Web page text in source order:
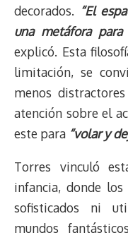
decorados. “El
una metáfora
explicó. Esta
limitación, se
menos
atención sobre el
este para “volar y
Torres vinculó
infancia, donde
sofisticados ni
mundos